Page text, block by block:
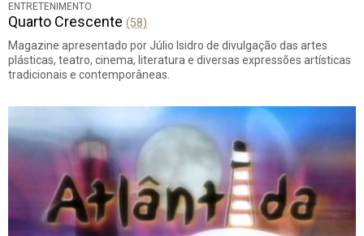
ENTRETENIMENTO
Quarto Crescente (58)
Magazine apresentado por Júlio Isidro de divulgação das artes
plásticas, teatro, cinema, literatura e diversas expressões artísticas
tradicionais e contemporâneas.